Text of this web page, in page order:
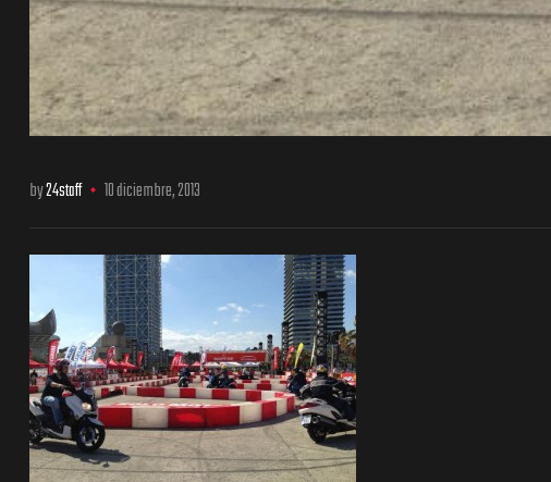
by24staff 10 diciembre, 2013